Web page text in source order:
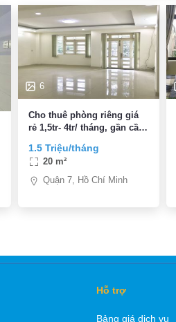
6
Cho thuê phòng riêng giá
rẻ 1,5tr- 4tr/ tháng, gần cầu
1.5 Triệu/tháng
20 m²
Quận 7, Hồ Chí Minh
Hỗ trợ
Bảng giá dịch vụ